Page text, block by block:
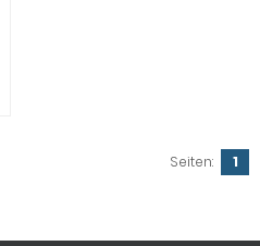
Seiten: 1